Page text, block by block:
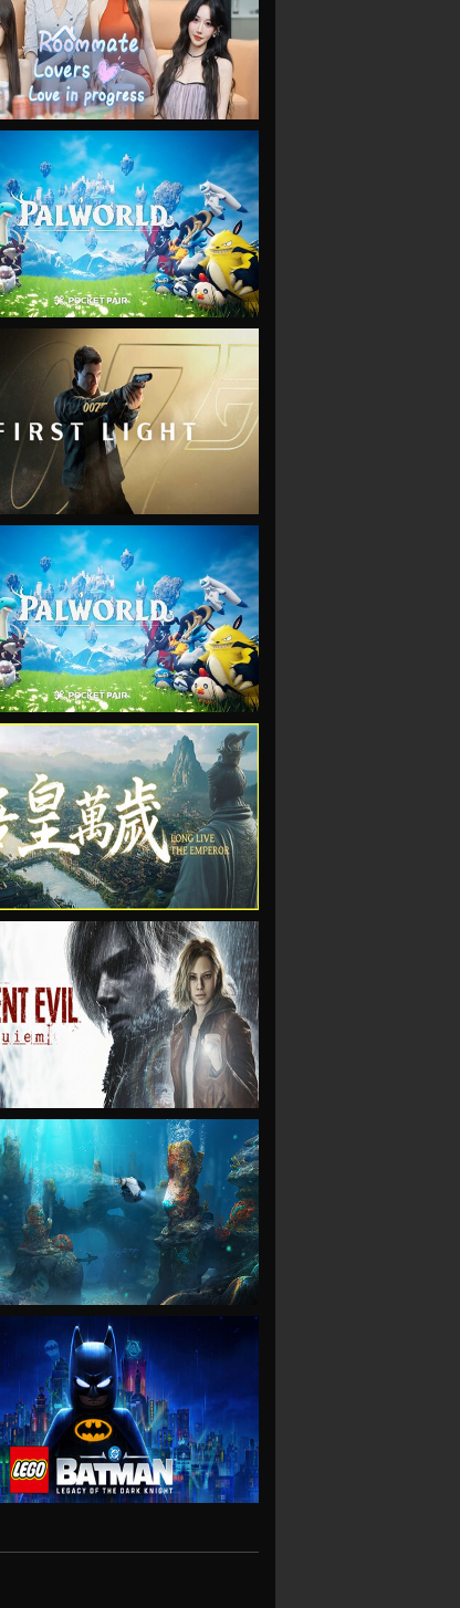
VIEW
VIEW
VIEW
VIEW
VIEW
VIEW
VIEW
VIEW